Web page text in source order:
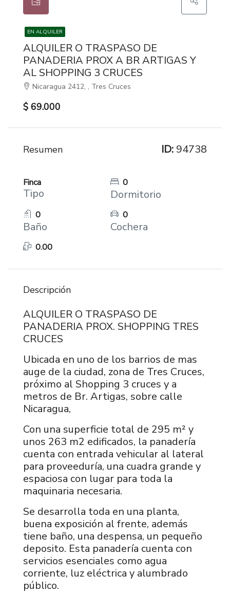
EN ALQUILER
ALQUILER O TRASPASO DE
PANADERIA PROX A BR ARTIGAS Y
AL SHOPPING 3 CRUCES
Nicaragua 2412, , Tres Cruces
$ 69.000
Resumen ID: 94738
Finca
Tipo
0
Dormitorio
0
Baño
0
Cochera
0.00
Descripción
ALQUILER O TRASPASO DE
PANADERIA PROX. SHOPPING TRES
CRUCES
Ubicada en uno de los barrios de mas
auge de la ciudad, zona de Tres Cruces,
próximo al Shopping 3 cruces y a
metros de Br. Artigas, sobre calle
Nicaragua,
Con una superficie total de 295 m² y
unos 263 m2 edificados, la panadería
cuenta con entrada vehicular al lateral
para proveeduría, una cuadra grande y
espaciosa con lugar para toda la
maquinaria necesaria.
Se desarrolla toda en una planta,
buena exposición al frente, además
tiene baño, una despensa, un pequeño
deposito. Esta panadería cuenta con
servicios esenciales como agua
corriente, luz eléctrica y alumbrado
público.